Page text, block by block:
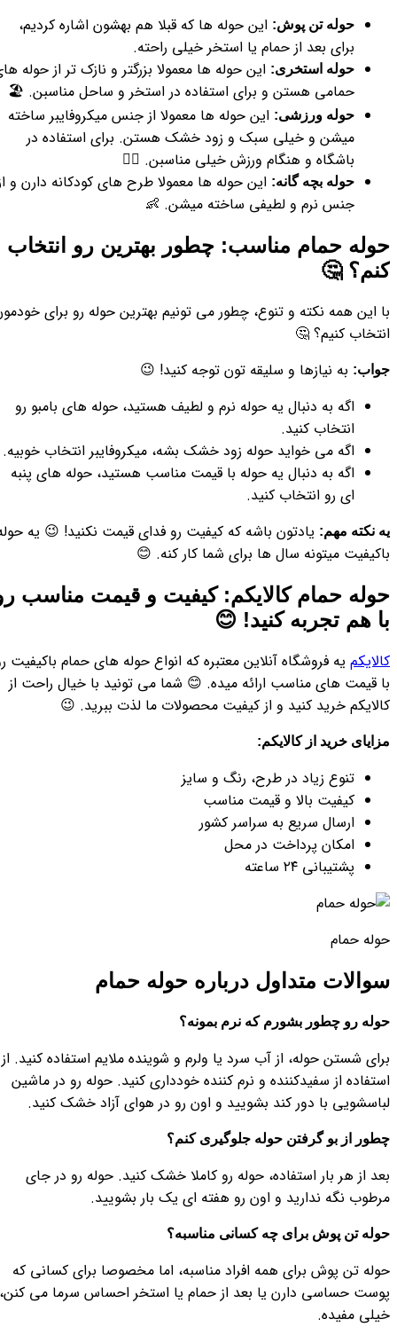
حوله تن پوش: این حوله ها که قبلا هم بهشون اشاره کردیم،
برای بعد از حمام یا استخر خیلی راحته.
حوله استخری: این حوله ها معمولا بزرگتر و نازک تر از حوله
حمامی هستن و برای استفاده در استخر و ساحل مناسبن. 🏖️
حوله ورزشی: این حوله ها معمولا از جنس میکروفایبر ساخته
میشن و خیلی سبک و زود خشک هستن. برای استفاده در
باشگاه و هنگام ورزش خیلی مناسبن. 🏋️‍♀️
حوله بچه گانه: این حوله ها معمولا طرح های کودکانه دارن و
جنس نرم و لطیفی ساخته میشن. 👶
حوله حمام مناسب: چطور بهترین رو انتخاب
کنم؟ 🤔
با این همه نکته و تنوع، چطور می تونیم بهترین حوله رو برای
انتخاب کنیم؟ 🤔
جواب: به نیازها و سلیقه تون توجه کنید! 😉
اگه به دنبال یه حوله نرم و لطیف هستید، حوله های بامبو رو
انتخاب کنید.
اگه می خواید حوله زود خشک بشه، میکروفایبر انتخاب خوبیه.
اگه به دنبال یه حوله با قیمت مناسب هستید، حوله های پنبه
ای رو انتخاب کنید.
یه نکته مهم: یادتون باشه که کیفیت رو فدای قیمت نکنید! 😉 یه
باکیفیت میتونه سال ها برای شما کار کنه. 😊
حوله حمام کالایکم: کیفیت و قیمت مناسب
با هم تجربه کنید! 😊
کالایکم یه فروشگاه آنلاین معتبره که انواع حوله های حمام باکیفیت
با قیمت های مناسب ارائه میده. 😊 شما می تونید با خیال راحت از
کالایکم خرید کنید و از کیفیت محصولات ما لذت ببرید. 😉
مزایای خرید از کالایکم:
تنوع زیاد در طرح، رنگ و سایز
کیفیت بالا و قیمت مناسب
ارسال سریع به سراسر کشور
امکان پرداخت در محل
پشتیبانی ۲۴ ساعته
حوله حمام
سوالات متداول درباره حوله حمام
حوله رو چطور بشورم که نرم بمونه؟
برای شستن حوله، از آب سرد یا ولرم و شوینده ملایم استفاده کنید. از
استفاده از سفیدکننده و نرم کننده خودداری کنید. حوله رو در ماشین
لباسشویی با دور کند بشویید و اون رو در هوای آزاد خشک کنید.
چطور از بو گرفتن حوله جلوگیری کنم؟
بعد از هر بار استفاده، حوله رو کاملا خشک کنید. حوله رو در جای
مرطوب نگه ندارید و اون رو هفته ای یک بار بشویید.
حوله تن پوش برای چه کسانی مناسبه؟
حوله تن پوش برای همه افراد مناسبه، اما مخصوصا برای کسانی که
پوست حساسی دارن یا بعد از حمام یا استخر احساس سرما می کنن،
خیلی مفیده.